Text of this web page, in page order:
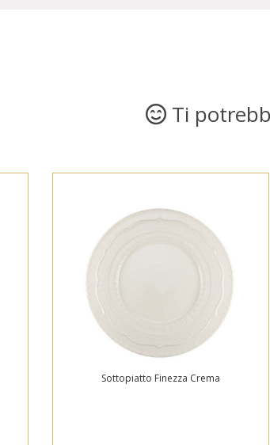
Ti
Sottopiatto Finezza Crema